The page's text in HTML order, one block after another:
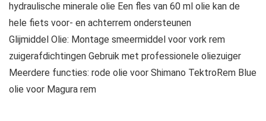
hydraulische minerale olie Een fles van 60 ml olie kan de
hele fiets voor- en achterrem ondersteunen
Glijmiddel Olie: Montage smeermiddel voor vork rem
zuigerafdichtingen Gebruik met professionele oliezuiger
Meerdere functies: rode olie voor Shimano TektroRem Blue
olie voor Magura rem